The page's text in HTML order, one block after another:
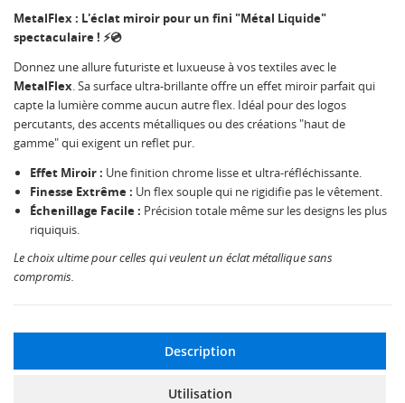
MetalFlex : L'éclat miroir pour un fini "Métal Liquide"
spectaculaire ! ⚡💿
Donnez une allure futuriste et luxueuse à vos textiles avec le
MetalFlex. Sa surface ultra-brillante offre un effet miroir parfait qui
capte la lumière comme aucun autre flex. Idéal pour des logos
percutants, des accents métalliques ou des créations "haut de
gamme" qui exigent un reflet pur.
Effet Miroir : Une finition chrome lisse et ultra-réfléchissante.
Finesse Extrême : Un flex souple qui ne rigidifie pas le vêtement.
Échenillage Facile : Précision totale même sur les designs les plus
riquiquis.
Le choix ultime pour celles qui veulent un éclat métallique sans
compromis.
Description
Utilisation